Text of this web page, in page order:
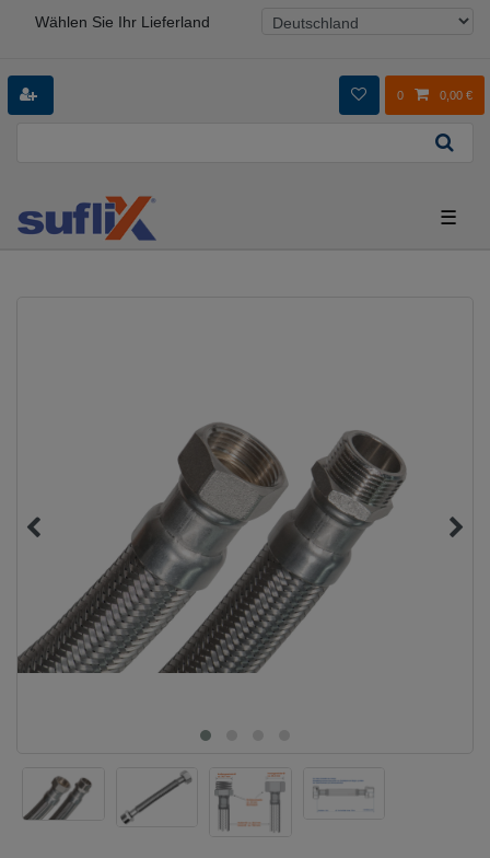
Wählen Sie Ihr Lieferland
0 0,00 €
☰